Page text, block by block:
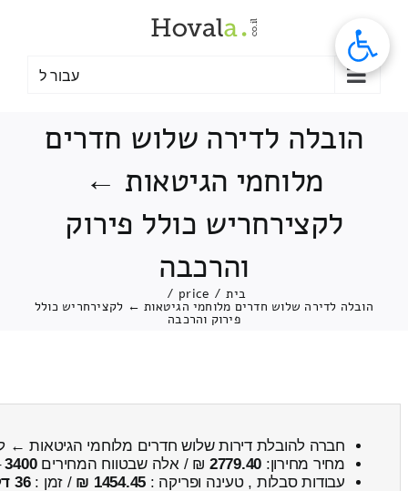
עבור ל
הובלה לדירה שלוש חדרים
מלוחמי הגיטאות ←
לקצירחריש כולל פירוק
והרכבה
בית /
price
/
הובלה לדירה שלוש חדרים מלוחמי הגיטאות ← לקצירחריש כולל
פירוק והרכבה
חברה להובלת דירות שלוש חדרים מלוחמי הגיטאות ←
מחיר מחירון: 2779.40 ₪ / אלה שבטווח המחירים3400
עבודות סבלות , טעינה ופריקה : 1454.45 ₪ / זמן :36 דקות 24 שניות